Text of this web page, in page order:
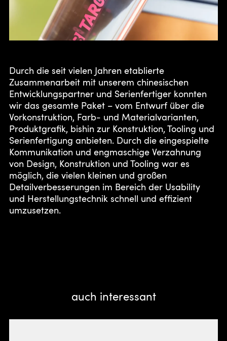
Durch die seit vielen Jahren etablierte
Zusammenarbeit mit unserem chinesischen
Entwicklungspartner und Serienfertiger konnten
wir das gesamte Paket – vom Entwurf über die
Vorkonstruktion, Farb- und Materialvarianten,
Produktgrafik, bishin zur Konstruktion, Tooling und
Serienfertigung anbieten. Durch die eingespielte
Kommunikation und engmaschige Verzahnung
von Design, Konstruktion und Tooling war es
möglich, die vielen kleinen und großen
Detailverbesserungen im Bereich der Usability
und Herstellungstechnik schnell und effizient
umzusetzen.
auch interessant